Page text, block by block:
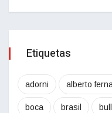
Etiquetas
adorni alberto
boca brasil